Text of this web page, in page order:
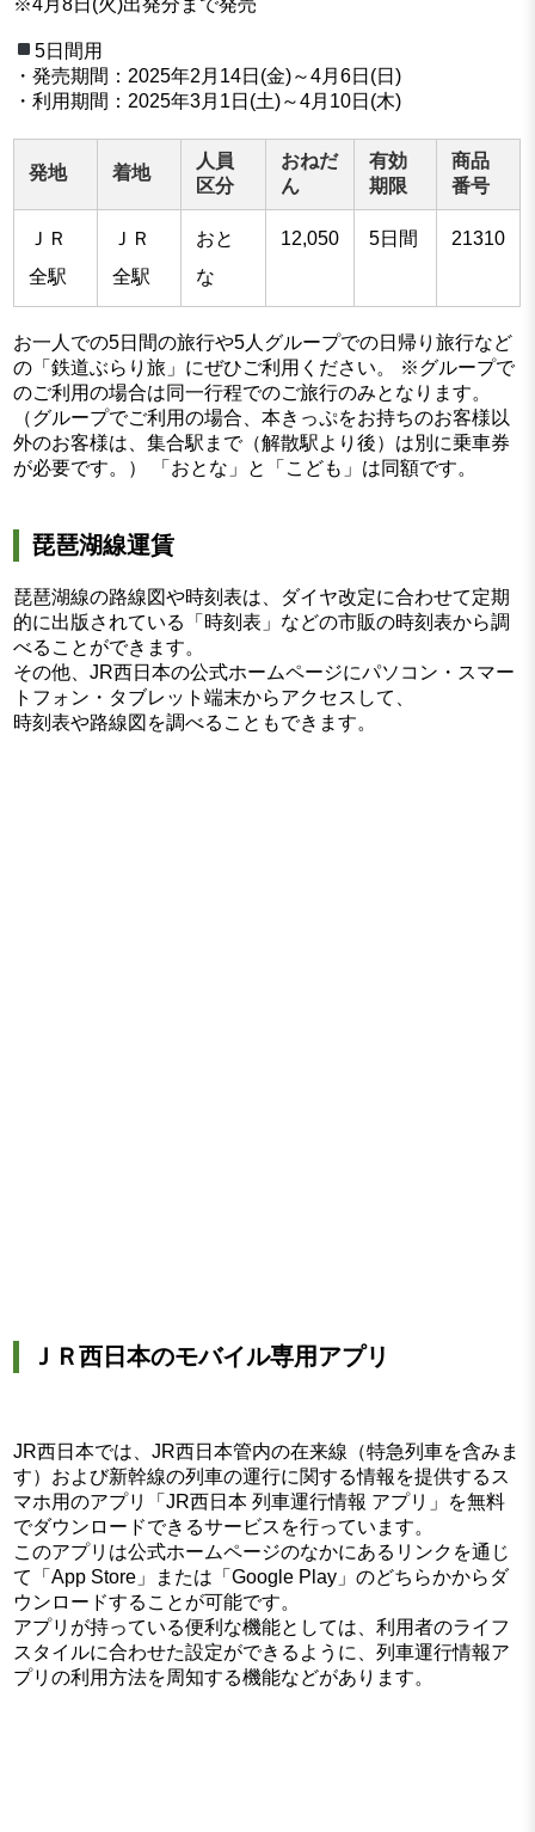
5日間用
・発売期間：2025年2月14日(金)～4月6日(日)
・利用期間：2025年3月1日(土)～4月10日(木)
発地 着地
人員
区分
おねだ
ん
有効
期限
商品
番号
ＪＲ
全駅
ＪＲ
全駅
おと
な
12,050 5日間 21310
お一人での5日間の旅行や5人グループでの日帰り旅行など
の「鉄道ぶらり旅」にぜひご利用ください。 ※グループで
のご利用の場合は同一行程でのご旅行のみとなります。
（グループでご利用の場合、本きっぷをお持ちのお客様以
外のお客様は、集合駅まで（解散駅より後）は別に乗車券
が必要です。） 「おとな」と「こども」は同額です。
琵琶湖線運賃
琵琶湖線の路線図や時刻表は、ダイヤ改定に合わせて定期
的に出版されている「時刻表」などの市販の時刻表から調
べることができます。
その他、JR西日本の公式ホームページにパソコン・スマー
トフォン・タブレット端末からアクセスして、
時刻表や路線図を調べることもできます。
ＪＲ西日本のモバイル専用アプリ
JR西日本では、JR西日本管内の在来線（特急列車を含みま
す）および新幹線の列車の運行に関する情報を提供するス
マホ用のアプリ「JR西日本 列車運行情報 アプリ」を無料
でダウンロードできるサービスを行っています。
このアプリは公式ホームページのなかにあるリンクを通じ
て「App Store」または「Google Play」のどちらかからダ
ウンロードすることが可能です。
アプリが持っている便利な機能としては、利用者のライフ
スタイルに合わせた設定ができるように、列車運行情報ア
プリの利用方法を周知する機能などがあります。